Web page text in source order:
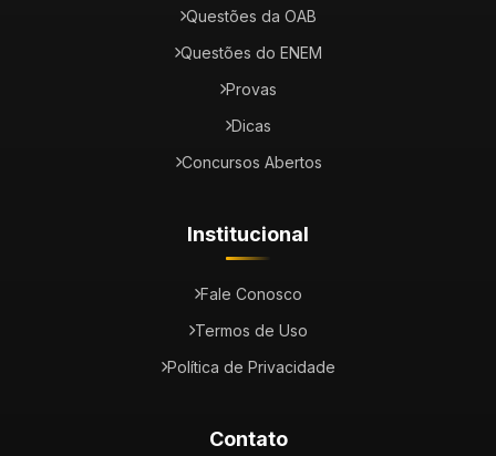
Questões da OAB
Questões do ENEM
Provas
Dicas
Concursos Abertos
Institucional
Fale Conosco
Termos de Uso
Política de Privacidade
Contato